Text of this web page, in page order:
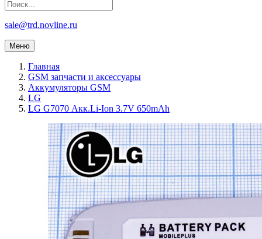
sale@trd.novline.ru
Меню
Главная
GSM запчасти и аксессуары
Аккумуляторы GSM
LG
LG G7070 Акк.Li-Ion 3.7V 650mAh